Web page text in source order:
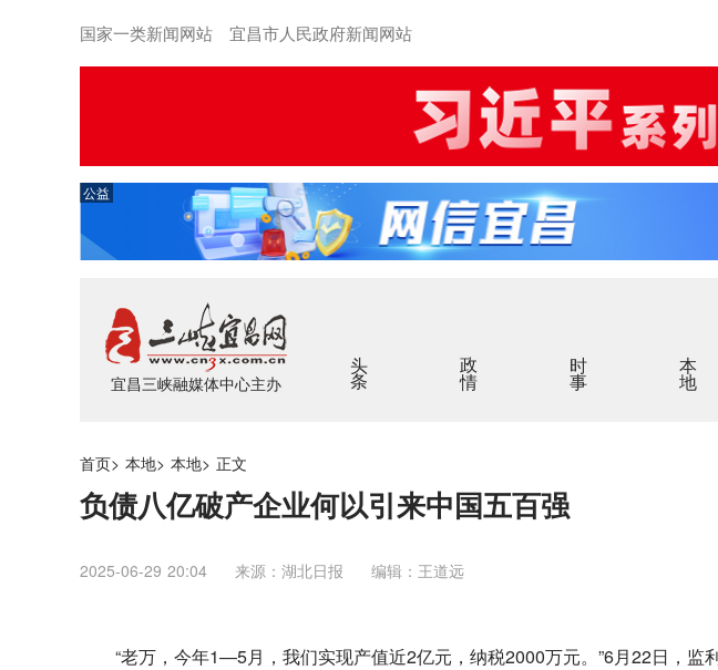
国家一类新闻网站 宜昌市人民政府新闻网站
公益
宜昌三峡融媒体中心主办
头条 政情 时事 本地
首页> 本地> 本地> 正文
负债八亿破产企业何以引来中国五百强
2025-06-29 20:04 来源：湖北日报 编辑：王道远
“老万，今年1—5月，我们实现产值近2亿元，纳税2000万元。”6月22日，监